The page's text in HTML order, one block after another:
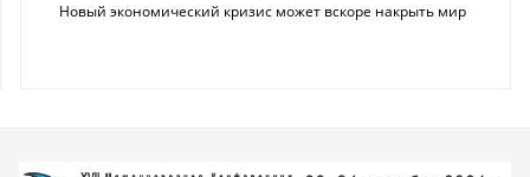
Новый экономический кризис может вскоре накрыть мир